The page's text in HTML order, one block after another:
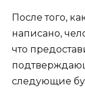
После того,
написано,
что
следующие